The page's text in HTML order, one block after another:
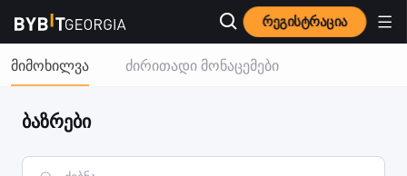
რეგისტრაცია
მიმოხილვა ძირითადი მონაცემები
ბაზრები